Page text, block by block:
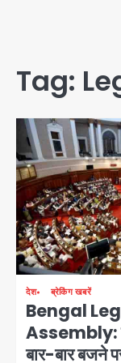
Tag:
देश ब्रेकिंग खबरें
Bengal
Assembly:
बार-बार बजने